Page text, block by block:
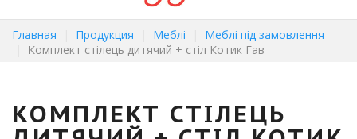
Главная Продукция Меблі
Меблі під замовлення
Комплект стілець дитячий + стіл Котик Гав
КОМПЛЕКТ СТІЛЕЦЬ